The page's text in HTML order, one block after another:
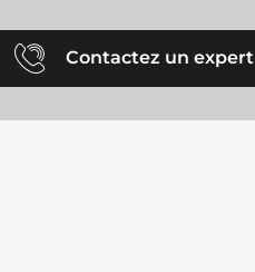
Contactez un expert